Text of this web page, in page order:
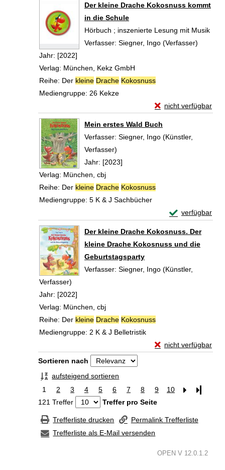
Der kleine Drache Kokosnuss kommt
in die Schule
Hörbuch ; inszenierte Lesung mit Musik
Verfasser: Siegner, Ingo (Verfasser)
Jahr: [2022]
Verlag: München, Kekz GmbH
Reihe: Der kleine Drache Kokosnuss
Mediengruppe: 26 Kekze
nicht verfügbar
Exemplar-Details
Mein erstes Wald Buch
Verfasser: Siegner, Ingo (Künstler,
Verfasser)
Jahr: [2023]
Verlag: München, cbj
Reihe: Der kleine Drache Kokosnuss
Mediengruppe: 5 K & J Sachbücher
verfügbar
Exemplar-
Der kleine Drache Kokosnuss. Der
kleine Drache Kokosnuss und die
Geburtstagsparty
Verfasser: Siegner, Ingo (Künstler,
Verfasser)
Jahr: [2022]
Verlag: München, cbj
Reihe: Der kleine Drache Kokosnuss
Mediengruppe: 2 K & J Belletristik
nicht verfügbar
Exemplar-Details
Zu den Suchfiltern springen
Sortieren nach
aufsteigend sortieren
1
2 3 4 5 6 7 8 9 10
Letzte
121 Treffer
Treffer pro Seite
Trefferliste drucken
Permalink Trefferliste
Trefferliste als E-Mail versenden
OPEN V 12.0.1.2